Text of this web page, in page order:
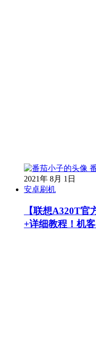
2021年 8月 1日
安卓刷机
【联想A320T
+详细教程！机